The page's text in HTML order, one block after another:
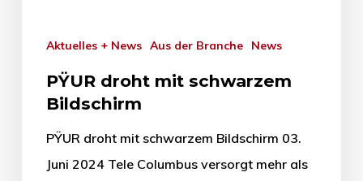
Aktuelles + News Aus der Branche News
PŸUR droht mit schwarzem
Bildschirm
PŸUR droht mit schwarzem Bildschirm 03.
Juni 2024 Tele Columbus versorgt mehr als